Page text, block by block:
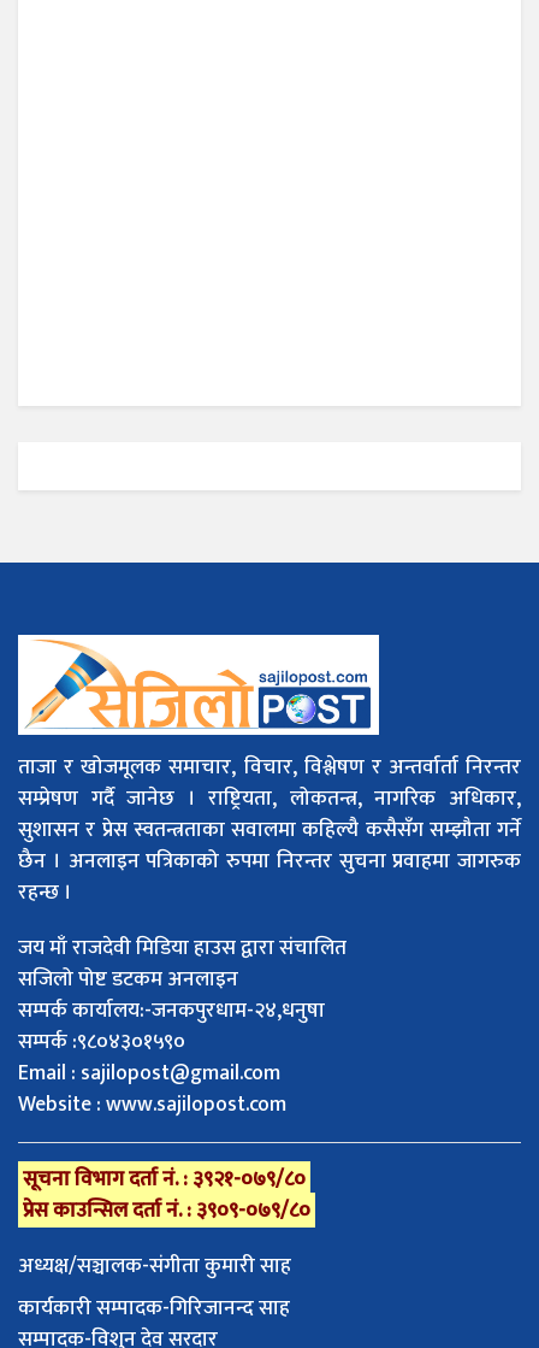
ताजा र खोजमूलक समाचार, विचार, विश्लेषण र अन्तर्वार्ता निरन्तर
सम्प्रेषण गर्दै जानेछ । राष्ट्रियता, लोकतन्त्र, नागरिक अधिकार,
सुशासन र प्रेस स्वतन्त्रताका सवालमा कहिल्यै कसैसँग सम्झौता गर्ने
छैन । अनलाइन पत्रिकाको रुपमा निरन्तर सुचना प्रवाहमा जागरुक
रहन्छ ।
जय माँ राजदेवी मिडिया हाउस द्वारा संचालित
सजिलो पोष्ट डटकम अनलाइन
सम्पर्क कार्यालय:-जनकपुरधाम-२४,धनुषा
सम्पर्क :९८०४३०१५९०
Email : sajilopost@gmail.com
Website : www.sajilopost.com
सूचना विभाग दर्ता नं. : ३९२१-०७९/८०
प्रेस काउन्सिल दर्ता नं. : ३९०९-०७९/८०
अध्यक्ष/सञ्चालक-संगीता कुमारी साह
कार्यकारी सम्पादक-गिरिजानन्द साह
सम्पादक-विशुन देव सरदार